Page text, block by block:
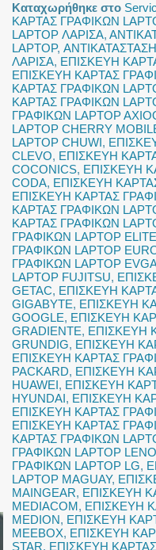
Καταχωρήθηκε στο
ΚΑΡΤΑΣ ΓΡΑΦΙΚΩΝ
LAPTOP ΛΑΡΙΣΑ,
LAPTOP,
ΛΑΡΙΣΑ, ΕΠΙΣΚΕΥΗ
ΕΠΙΣΚΕΥΗ ΚΑΡΤΑΣ
ΚΑΡΤΑΣ ΓΡΑΦΙΚΩΝ
ΚΑΡΤΑΣ ΓΡΑΦΙΚΩΝ
ΓΡΑΦΙΚΩΝ LAPTOP
LAPTOP CHERRY
LAPTOP CHUWI,
CLEVO, ΕΠΙΣΚΕΥΗ
COCONICS, ΕΠΙΣΚΕΥΗ
CODA, ΕΠΙΣΚΕΥΗ
ΕΠΙΣΚΕΥΗ ΚΑΡΤΑΣ
ΚΑΡΤΑΣ ΓΡΑΦΙΚΩΝ
ΚΑΡΤΑΣ ΓΡΑΦΙΚΩΝ
ΓΡΑΦΙΚΩΝ LAPTOP
ΓΡΑΦΙΚΩΝ LAPTOP
ΓΡΑΦΙΚΩΝ LAPTOP
LAPTOP FUJITSU,
GETAC, ΕΠΙΣΚΕΥΗ
GIGABYTE, ΕΠΙΣΚΕΥΗ
GOOGLE, ΕΠΙΣΚΕΥΗ
GRADIENTE, ΕΠΙΣΚΕΥΗ
GRUNDIG, ΕΠΙΣΚΕΥΗ
ΕΠΙΣΚΕΥΗ ΚΑΡΤΑΣ
PACKARD, ΕΠΙΣΚΕΥΗ
HUAWEI, ΕΠΙΣΚΕΥΗ
HYUNDAI, ΕΠΙΣΚΕΥΗ
ΕΠΙΣΚΕΥΗ ΚΑΡΤΑΣ
ΕΠΙΣΚΕΥΗ ΚΑΡΤΑΣ
ΚΑΡΤΑΣ ΓΡΑΦΙΚΩΝ
ΓΡΑΦΙΚΩΝ LAPTOP
ΓΡΑΦΙΚΩΝ LAPTOP LG,
LAPTOP MAGUAY,
MAINGEAR, ΕΠΙΣΚΕΥΗ
MEDIACOM, ΕΠΙΣΚΕΥΗ
MEDION, ΕΠΙΣΚΕΥΗ
MEEBOX, ΕΠΙΣΚΕΥΗ
STAR, ΕΠΙΣΚΕΥΗ